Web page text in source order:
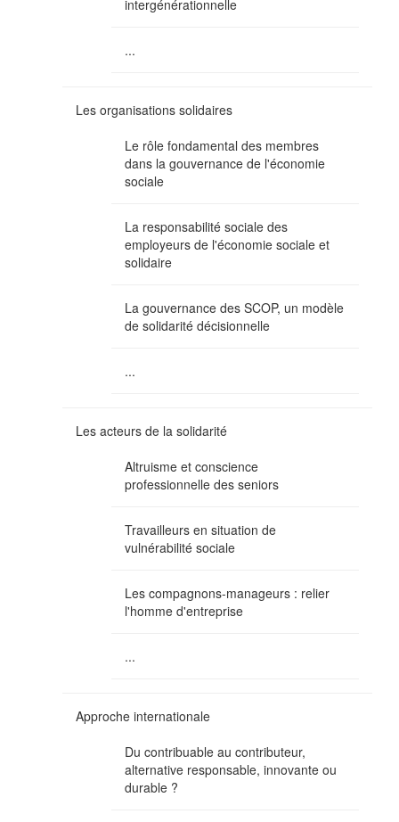
intergénérationnelle
...
Les organisations solidaires
Le rôle fondamental des membres
dans la gouvernance de l'économie
sociale
La responsabilité sociale des
employeurs de l'économie sociale et
solidaire
La gouvernance des SCOP, un modèle
de solidarité décisionnelle
...
Les acteurs de la solidarité
Altruisme et conscience
professionnelle des seniors
Travailleurs en situation de
vulnérabilité sociale
Les compagnons-manageurs : relier
l'homme d'entreprise
...
Approche internationale
Du contribuable au contributeur,
alternative responsable, innovante ou
durable ?